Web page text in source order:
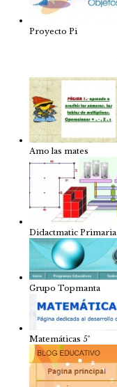
Proyecto Pi
Amo las mates
Didactmatic Primaria
Grupo Topmanta
Matemáticas 5º